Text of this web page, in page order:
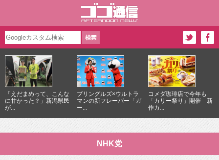
「えだまめって、こんな
に甘かった？」新潟県民
が...
プリングルズ×ウルトラ
マンの新フレーバー「ガ
ー...
コメダ珈琲店で今年も
「カリー祭り」開催 新
作カ...
NHK党